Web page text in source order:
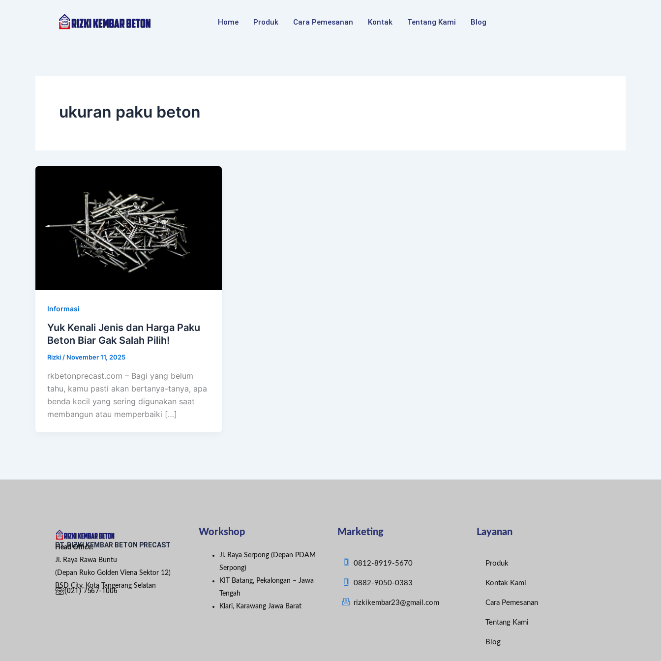
Home Produk Cara Pemesanan Kontak Tentang Kami Blog
ukuran paku beton
Informasi
Yuk Kenali Jenis dan Harga Paku
Beton Biar Gak Salah Pilih!
Rizki/ November 11, 2025
rkbetonprecast.com – Bagi yang belum
tahu, kamu pasti akan bertanya-tanya, apa
benda kecil yang sering digunakan saat
membangun atau memperbaiki […]
PT. RIZKI KEMBAR BETON PRECAST
Head Office:
Jl. Raya Rawa Buntu
(Depan Ruko Golden Viena Sektor 12)
BSD City, Kota Tangerang Selatan
(021) 7567-1006
Workshop
Jl. Raya Serpong (Depan PDAM
Serpong)
KIT Batang, Pekalongan – Jawa
Tengah
Klari, Karawang Jawa Barat
Marketing
0812-8919-5670
0882-9050-0383
rizkikembar23@gmail.com
Layanan
Produk
Kontak Kami
Cara Pemesanan
Tentang Kami
Blog